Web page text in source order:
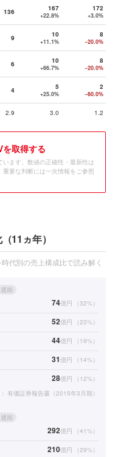
136 167
+22.8%
172
+3.0%
9 10
+11.1%
8
−20.0%
6 10
+66.7%
8
−20.0%
4 5
+25.0%
2
−60.0%
2.9 3.0 1.2
取得する
ます。数値の正確性・最新性は
要な判断には一次情報をご参照
11ヵ年）
代別の売上構成比で読み解く
通期
74億円 （32%）
52億円 （23%）
44億円 （ 19%）
31億円 （ 14%）
28億円 （ 12%）
有価証券報告書（2015年3月期）
通期
292億円 （41%）
210億円 （29%）